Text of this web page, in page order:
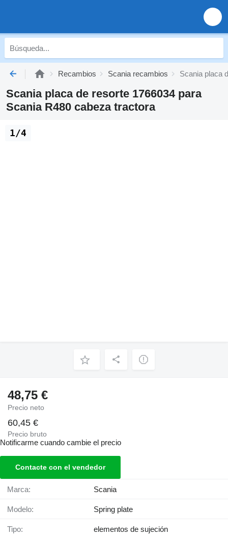
Recambios Scania recambios Scania placa
Scania placa de resorte 1766034 para
Scania R480 cabeza tractora
1/4
48,75 €
Precio neto
60,45 €
Precio bruto
Notificarme cuando cambie el precio
Contacte con el vendedor
Marca: Scania
Modelo: Spring plate
Tipo: elementos de sujeción